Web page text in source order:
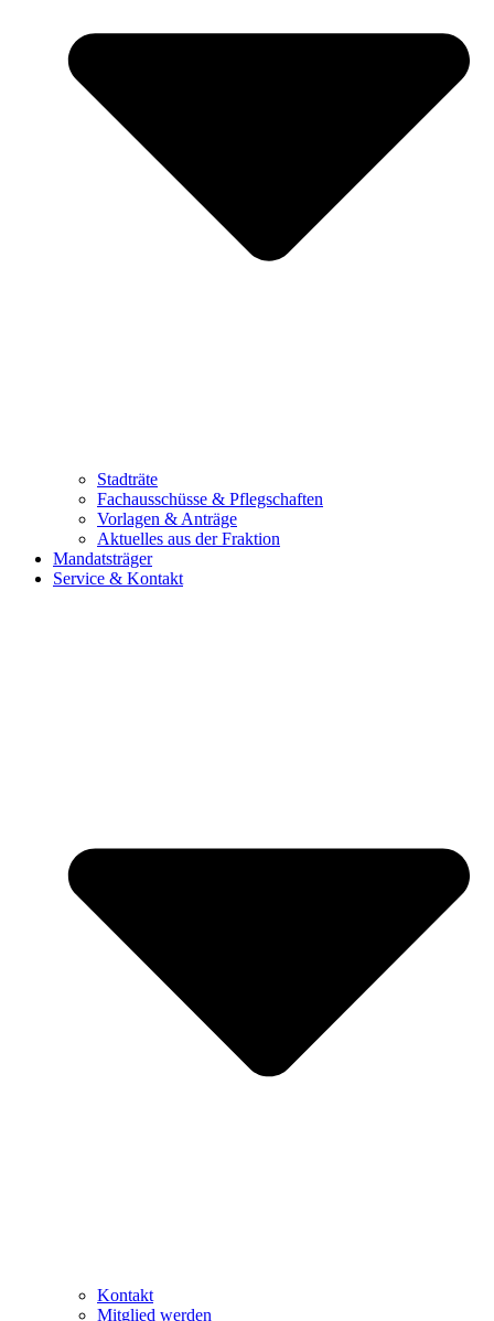
Stadträte
Fachausschüsse & Pflegschaften
Vorlagen & Anträge
Aktuelles aus der Fraktion
Mandatsträger
Service & Kontakt
Kontakt
Mitglied werden